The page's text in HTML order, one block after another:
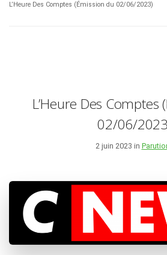
L’Heure Des Comptes (Émission du 02/06/2023)
L’Heure Des Comptes
02/06/
2 juin 2023 in